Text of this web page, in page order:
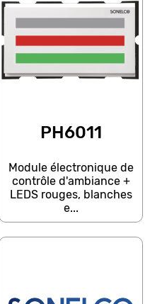
PH6011
Module électronique de
contrôle d'ambiance +
LEDS rouges, blanches
e...